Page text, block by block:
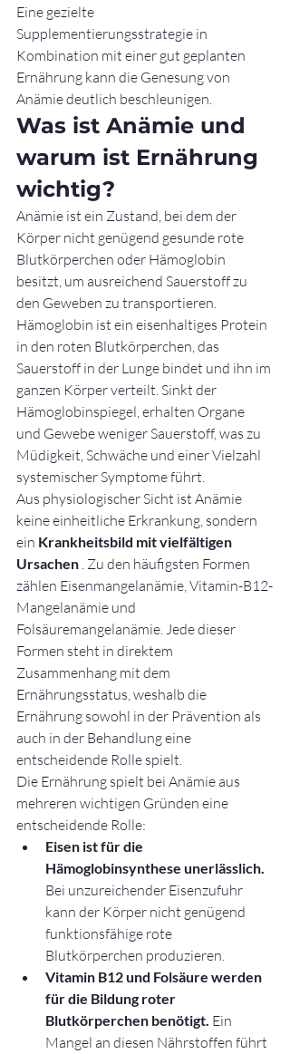
Eine gezielte
Supplementierungsstrategie in
Kombination mit einer gut geplanten
Ernährung kann die Genesung von
Anämie deutlich beschleunigen.
Was ist Anämie und
warum ist Ernährung
wichtig?
Anämie ist ein Zustand, bei dem der
Körper nicht genügend gesunde rote
Blutkörperchen oder Hämoglobin
besitzt, um ausreichend Sauerstoff zu
den Geweben zu transportieren.
Hämoglobin ist ein eisenhaltiges Protein
in den roten Blutkörperchen, das
Sauerstoff in der Lunge bindet und ihn im
ganzen Körper verteilt. Sinkt der
Hämoglobinspiegel, erhalten Organe
und Gewebe weniger Sauerstoff, was zu
Müdigkeit, Schwäche und einer Vielzahl
systemischer Symptome führt.
Aus physiologischer Sicht ist Anämie
keine einheitliche Erkrankung, sondern
ein Krankheitsbild mit vielfältigen
Ursachen . Zu den häufigsten Formen
zählen Eisenmangelanämie, Vitamin-B12-
Mangelanämie und
Folsäuremangelanämie. Jede dieser
Formen steht in direktem
Zusammenhang mit dem
Ernährungsstatus, weshalb die
Ernährung sowohl in der Prävention als
auch in der Behandlung eine
entscheidende Rolle spielt.
Die Ernährung spielt bei Anämie aus
mehreren wichtigen Gründen eine
entscheidende Rolle:
Eisen ist für die
Hämoglobinsynthese unerlässlich.
Bei unzureichender Eisenzufuhr
kann der Körper nicht genügend
funktionsfähige rote
Blutkörperchen produzieren.
Vitamin B12 und Folsäure werden
für die Bildung roter
Blutkörperchen benötigt. Ein
Mangel an diesen Nährstoffen führt